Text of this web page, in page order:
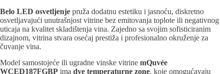
Belo LED osvetljenje pruža dodatnu estetiku i jasnoću, diskretno
osvetljavajući unutrašnjost vitrine bez emitovanja toplote ili negativnog
uticaja na kvalitet skladištenja vina. Zajedno sa svojim sofisticiranim
dizajnom, vitrina stvara osećaj prestiža i profesionalno okruženje za
čuvanje vina.
Model samostojeće ili ugradne vinske vitrine mQuvée
WCED187FGBP ima dve temperaturne zone, koje omogućavaju